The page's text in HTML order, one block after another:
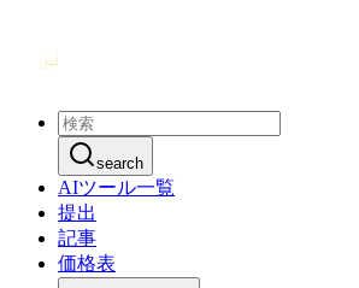
search
AIツール一覧
提出
記事
価格表